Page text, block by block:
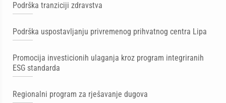
Podrška tranziciji zdravstva
Podrška uspostavljanju privremenog prihvatnog centra Lipa
Promocija investicionih ulaganja kroz program integriranih
ESG standarda
Regionalni program za rješavanje dugova